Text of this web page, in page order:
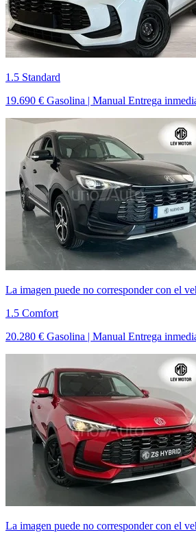
1.5 Standard
19.690 € Gasolina | Manual Entrega
La imagen puede no corresponder con el
1.5 Comfort
20.280 € Gasolina | Manual Entrega
La imagen puede no corresponder con el